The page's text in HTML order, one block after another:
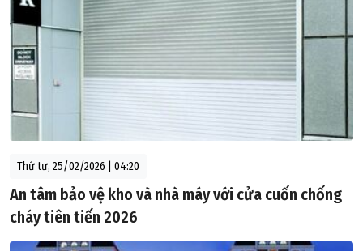
Thứ tư, 25/02/2026 | 04:20
An tâm bảo vệ kho và nhà máy với cửa cuốn chống
cháy tiên tiến 2026